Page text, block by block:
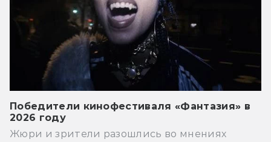
Победители кинофестиваля «Фантазия» в
2026 году
Жюри и зрители разошлись во мнениях